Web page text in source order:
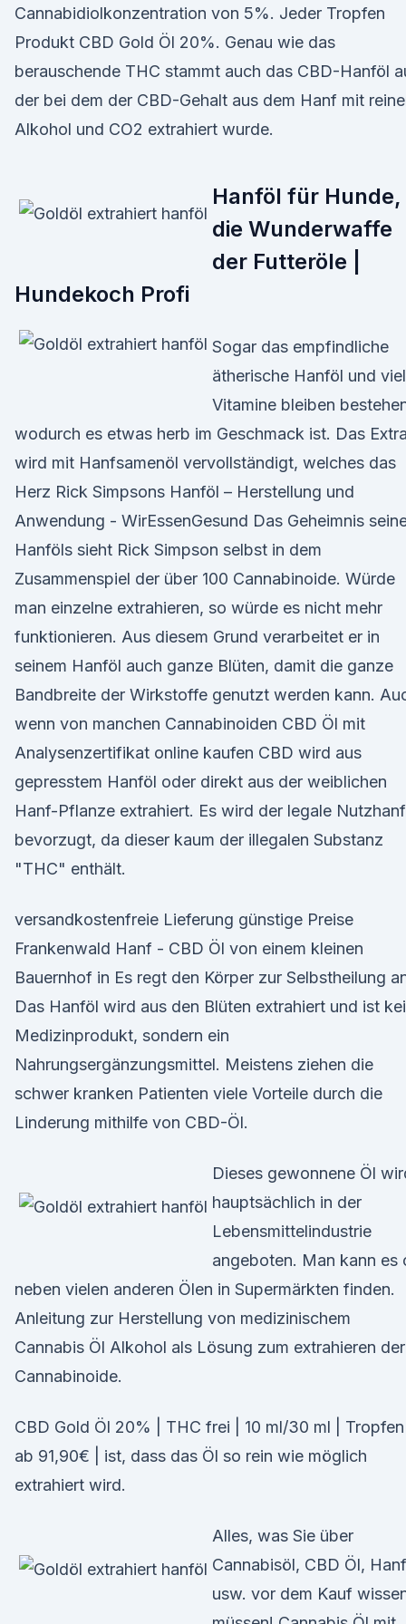
Cannabidiolkonzentration von 5%. Jeder Tropfen
Produkt CBD Gold Öl 20%. Genau wie das
berauschende THC stammt auch das CBD-Hanföl
der bei dem der CBD-Gehalt aus dem Hanf mit
Alkohol und CO2 extrahiert wurde.
Hanföl für Hunde,
die Wunderwaffe
der Futteröle |
Hundekoch Profi
Sogar das empfindliche
ätherische Hanföl und
Vitamine bleiben
wodurch es etwas herb im Geschmack ist. Das
wird mit Hanfsamenöl vervollständigt, welches das
Herz Rick Simpsons Hanföl – Herstellung und
Anwendung - WirEssenGesund Das Geheimnis
Hanföls sieht Rick Simpson selbst in dem
Zusammenspiel der über 100 Cannabinoide. Würde
man einzelne extrahieren, so würde es nicht mehr
funktionieren. Aus diesem Grund verarbeitet er in
seinem Hanföl auch ganze Blüten, damit die ganze
Bandbreite der Wirkstoffe genutzt werden kann.
wenn von manchen Cannabinoiden CBD Öl mit
Analysenzertifikat online kaufen CBD wird aus
gepresstem Hanföl oder direkt aus der weiblichen
Hanf-Pflanze extrahiert. Es wird der legale Nutzhanf
bevorzugt, da dieser kaum der illegalen Substanz
"THC" enthält.
versandkostenfreie Lieferung günstige Preise
Frankenwald Hanf - CBD Öl von einem kleinen
Bauernhof in Es regt den Körper zur Selbstheilung
Das Hanföl wird aus den Blüten extrahiert und ist
Medizinprodukt, sondern ein
Nahrungsergänzungsmittel. Meistens ziehen die
schwer kranken Patienten viele Vorteile durch die
Linderung mithilfe von CBD-Öl.
Dieses gewonnene Öl
hauptsächlich in der
Lebensmittelindustrie
angeboten. Man kann es
neben vielen anderen Ölen in Supermärkten finden.
Anleitung zur Herstellung von medizinischem
Cannabis Öl Alkohol als Lösung zum extrahieren der
Cannabinoide.
CBD Gold Öl 20% | THC frei | 10 ml/30 ml | Tropfen
ab 91,90€ | ist, dass das Öl so rein wie möglich
extrahiert wird.
Alles, was Sie über
Cannabisöl, CBD Öl,
usw. vor dem Kauf